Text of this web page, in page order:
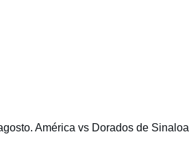
América vs Dorados de Sinaloa